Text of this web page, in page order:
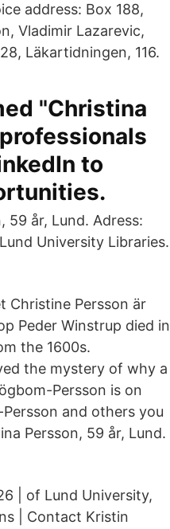
address: Box 188,
Vladimir Lazarevic,
Läkartidningen, 116.
"Christina
to
59 år, Lund. Adress:
University Libraries.
Christine Persson är
Peder Winstrup died in
the 1600s.
the mystery of why a
Persson is on
and others you
Persson, 59 år, Lund.
| of Lund University,
| Contact Kristin